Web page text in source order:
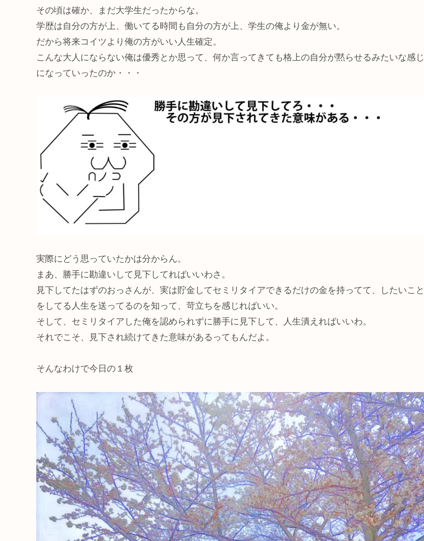
その頃は確か、まだ大学生だったからな。
学歴は自分の方が上、働いてる時間も自分の方が上、学生の俺より金が無い。
だから将来コイツより俺の方がいい人生確定。
こんな大人にならない俺は優秀とか思って、何か言ってきても格上の自分が黙らせるみたいな感じ
になっていったのか・・・
実際にどう思っていたかは分からん。
まあ、勝手に勘違いして見下してればいいわさ。
見下してたはずのおっさんが、実は貯金してセミリタイアできるだけの金を持ってて、したいこと
をしてる人生を送ってるのを知って、苛立ちを感じればいい。
そして、セミリタイアした俺を認められずに勝手に見下して、人生潰えればいいわ。
それでこそ、見下され続けてきた意味があるってもんだよ。
そんなわけで今日の１枚